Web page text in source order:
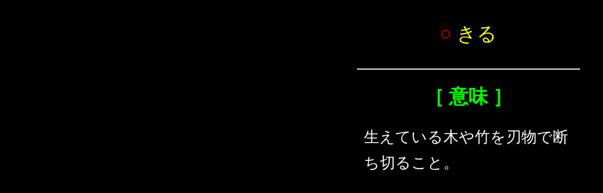
○ きる
［ 意味 ］
生えている木や竹を刃物で断
ち切ること。